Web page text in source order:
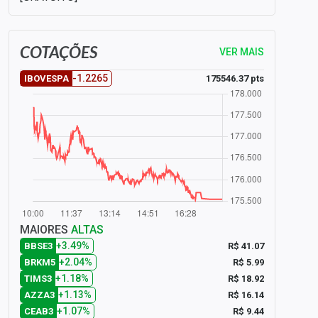
COTAÇÕES VER MAIS
IBOVESPA -1.2265 175546.37 pts
MAIORES ALTAS
BBSE3 +3.49%
R$ 41.07
BRKM5 +2.04%
R$ 5.99
TIMS3 +1.18%
R$ 18.92
AZZA3 +1.13%
R$ 16.14
CEAB3 +1.07% R$ 9.44